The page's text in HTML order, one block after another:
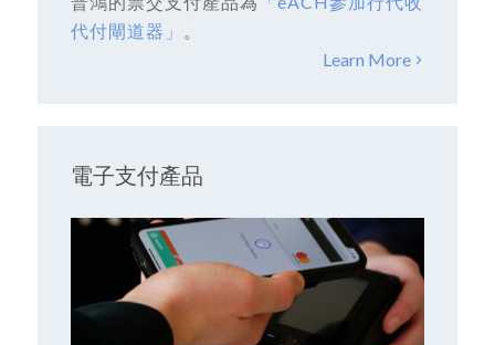
代付閘道器」
Learn More
電子支付產品